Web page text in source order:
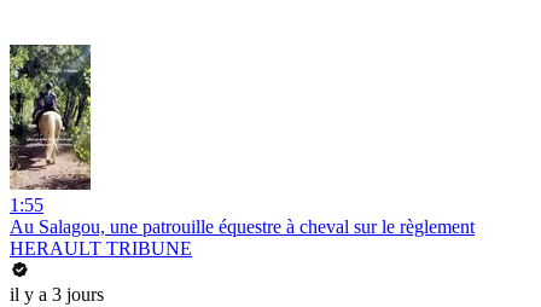
1:55
Au Salagou, une patrouille équestre à cheval sur le règlement
HERAULT TRIBUNE
il y a 3 jours